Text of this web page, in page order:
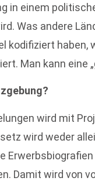
in einem
Was andere
haben,
Man kann eine
wird mit
wird weder
Damit wird von